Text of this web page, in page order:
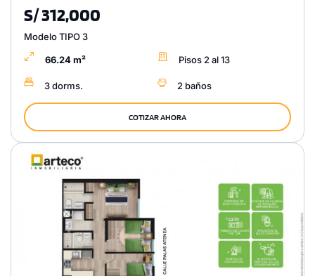
S/ 312,000
Modelo TIPO 3
66.24 m² Pisos 2 al 13
3 dorms. 2 baños
COTIZAR AHORA